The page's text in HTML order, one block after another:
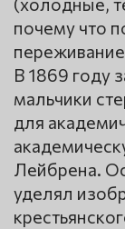
почему что
В 1869 году
мальчики
для
Лейбрена.
уделял